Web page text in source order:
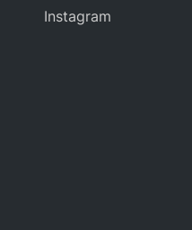
Instagram